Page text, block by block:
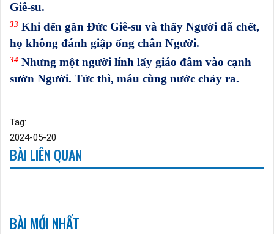
Giê-su.
33 Khi đến gần Đức Giê-su và thấy Người đã chết,
họ không đánh giập ống chân Người.
34 Nhưng một người lính lấy giáo đâm vào cạnh
sườn Người. Tức thì, máu cùng nước chảy ra.
Tag:
2024-05-20
BÀI LIÊN QUAN
BÀI MỚI NHẤT